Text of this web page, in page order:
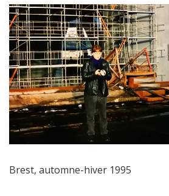
Brest, automne-hiver 1995